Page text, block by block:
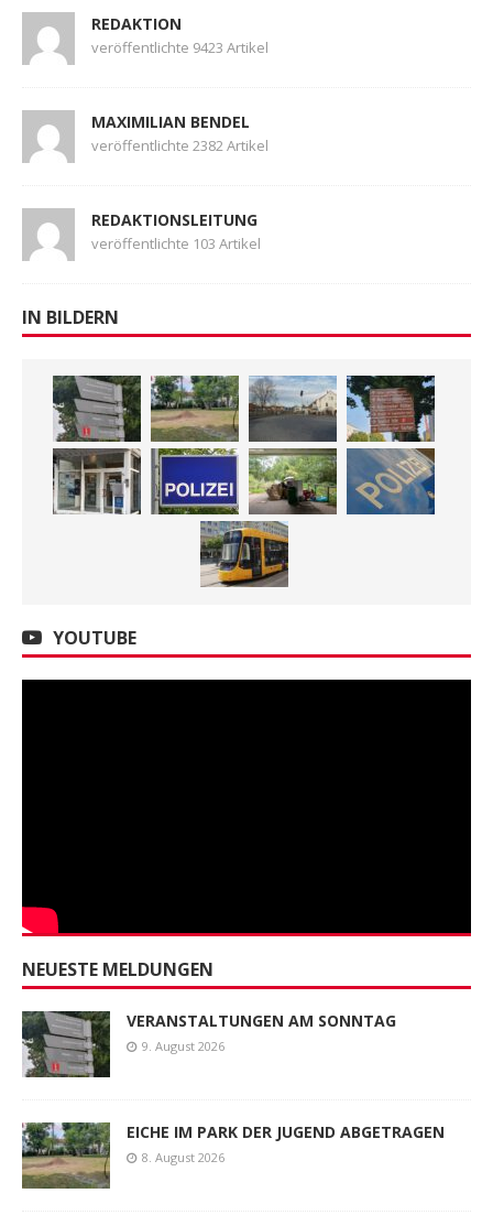
REDAKTION
veröffentlichte 9423 Artikel
MAXIMILIAN BENDEL
veröffentlichte 2382 Artikel
REDAKTIONSLEITUNG
veröffentlichte 103 Artikel
IN BILDERN
YOUTUBE
NEUESTE MELDUNGEN
VERANSTALTUNGEN AM SONNTAG
9. August 2026
EICHE IM PARK DER JUGEND ABGETRAGEN
8. August 2026